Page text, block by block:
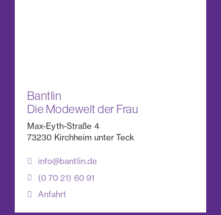
Bantlin
Die Modewelt der Frau
Max-Eyth-Straße 4
73230 Kirchheim unter Teck
info@bantlin.de
(0 70 21) 60 91
Anfahrt